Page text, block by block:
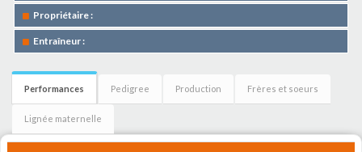
Propriétaire :
Entraîneur :
Performances Pedigree Production Frères et soeurs
Lignée maternelle